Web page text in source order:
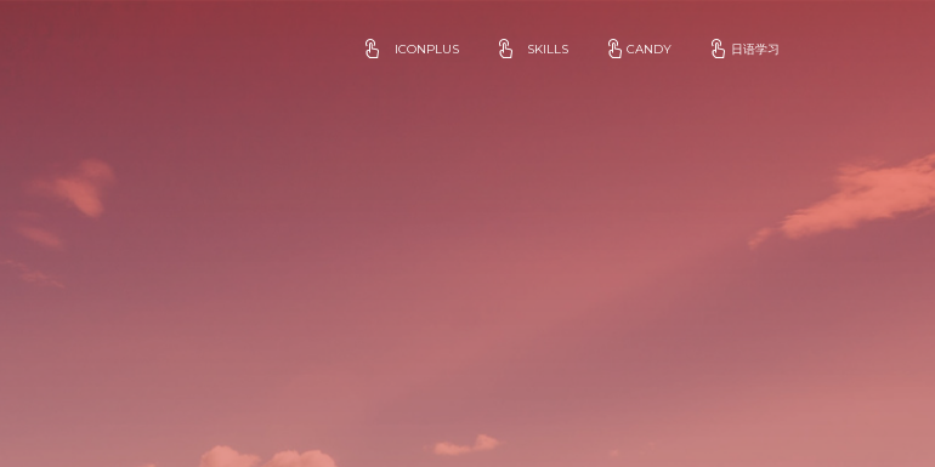
ICONPLUS SKILLS CANDY 日语学习